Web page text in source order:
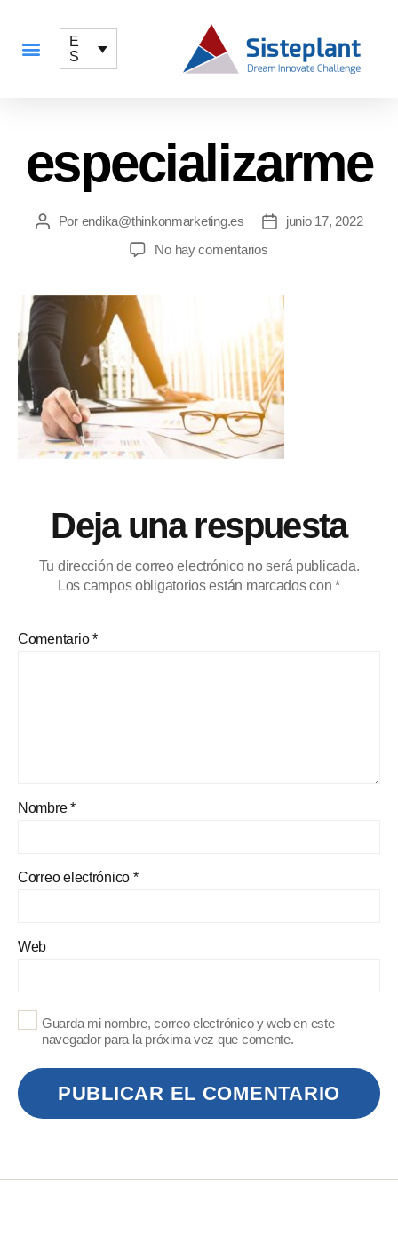
E
S
especializarme
Por endika@thinkonmarketing.es
junio 17, 2022
No hay comentarios
Deja una respuesta
Tu dirección de correo electrónico no será publicada.
Los campos obligatorios están marcados con*
Comentario*
Nombre*
Correo electrónico *
Web
Guarda mi nombre, correo electrónico y web en este
navegador para la próxima vez que comente.